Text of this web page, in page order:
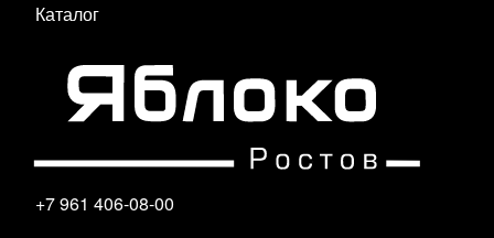
Каталог
+7 961 406-08-00